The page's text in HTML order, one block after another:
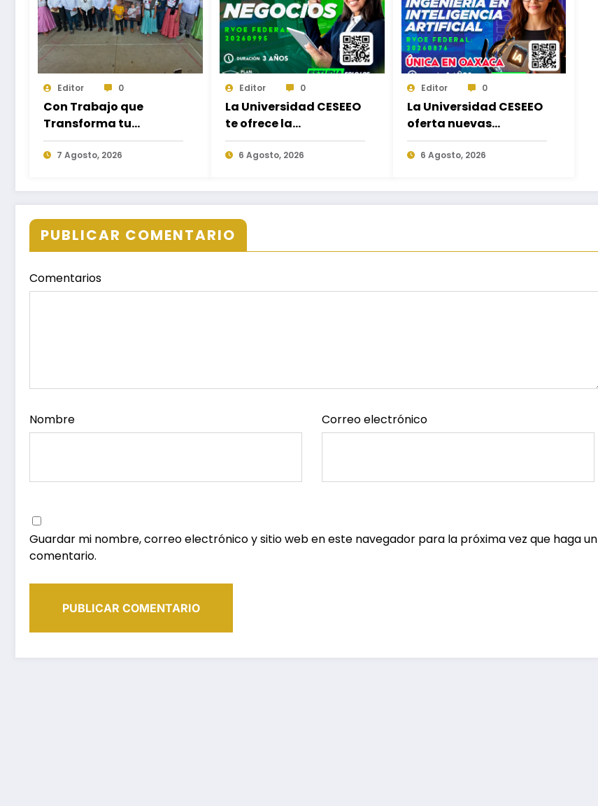
Editor 0
Con Trabajo que
Transforma tu
Municipio, Salomón
Jara impulsa el
Minas
7 Agosto, 2026
Editor 0
La Universidad CESEEO
te ofrece la
oportunidad de
estudiar nuevas
Campus Oaxaca,
Puerto Escondido,
Ixtepec y en la Matriz
Juchitán.
6 Agosto, 2026
Editor 0
La Universidad CESEEO
oferta nuevas
Licenciaturas acorde a
las necesidades
egresados de escuelas
del nivel medio
6 Agosto, 2026
PUBLICAR COMENTARIO
Comentarios
Nombre Correo electrónico
Guardar mi nombre, correo electrónico y sitio web en este navegador para la próxima vez que haga un
comentario.